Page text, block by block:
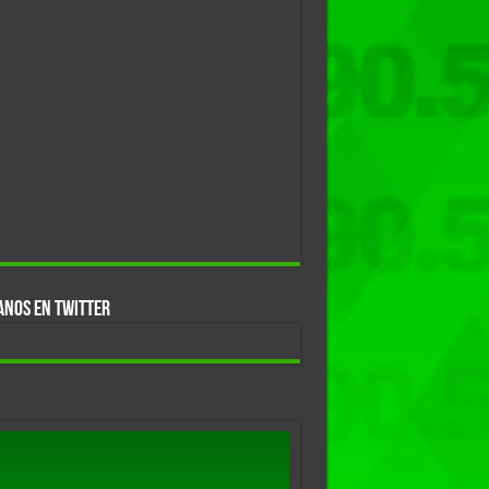
EN TWITTER